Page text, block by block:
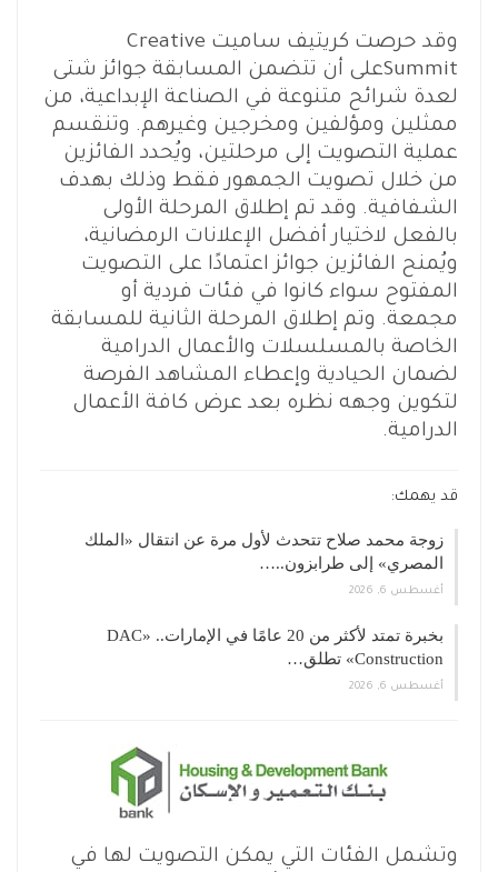
وقد حرصت كريتيف ساميت Creative
Summitعلى أن تتضمن المسابقة جوائز شتى
لعدة شرائح متنوعة في الصناعة الإبداعية، من
ممثلين ومؤلفين ومخرجين وغيرهم. وتنقسم
عملية التصويت إلى مرحلتين، ويُحدد الفائزين
من خلال تصويت الجمهور فقط وذلك بهدف
الشفافية. وقد تم إطلاق المرحلة الأولى
بالفعل لاختيار أفضل الإعلانات الرمضانية،
ويُمنح الفائزين جوائز اعتمادًا على التصويت
المفتوح سواء كانوا في فئات فردية أو
مجمعة. وتم إطلاق المرحلة الثانية للمسابقة
الخاصة بالمسلسلات والأعمال الدرامية
لضمان الحيادية وإعطاء المشاهد الفرصة
لتكوين وجهه نظره بعد عرض كافة الأعمال
الدرامية.
قد يهمك:
زوجة محمد صلاح تتحدث لأول مرة عن انتقال «الملك
المصري» إلى طرابزون..…
أغسطس 6, 2026
بخبرة تمتد لأكثر من 20 عامًا في الإمارات.. «DAC
Construction» تطلق…
أغسطس 6, 2026
وتشمل الفئات التي يمكن التصويت لها في